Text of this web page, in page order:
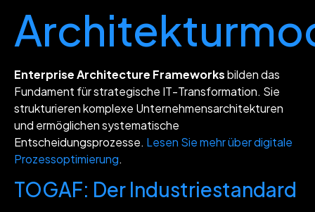
Enterprise Architecture Frameworksbilden das
Fundament für strategische IT-Transformation. Sie
strukturieren komplexe Unternehmensarchitekturen
und ermöglichen systematische
Entscheidungsprozesse. Lesen Sie mehr über digitale
Prozessoptimierung.
TOGAF: Der Industriestandard